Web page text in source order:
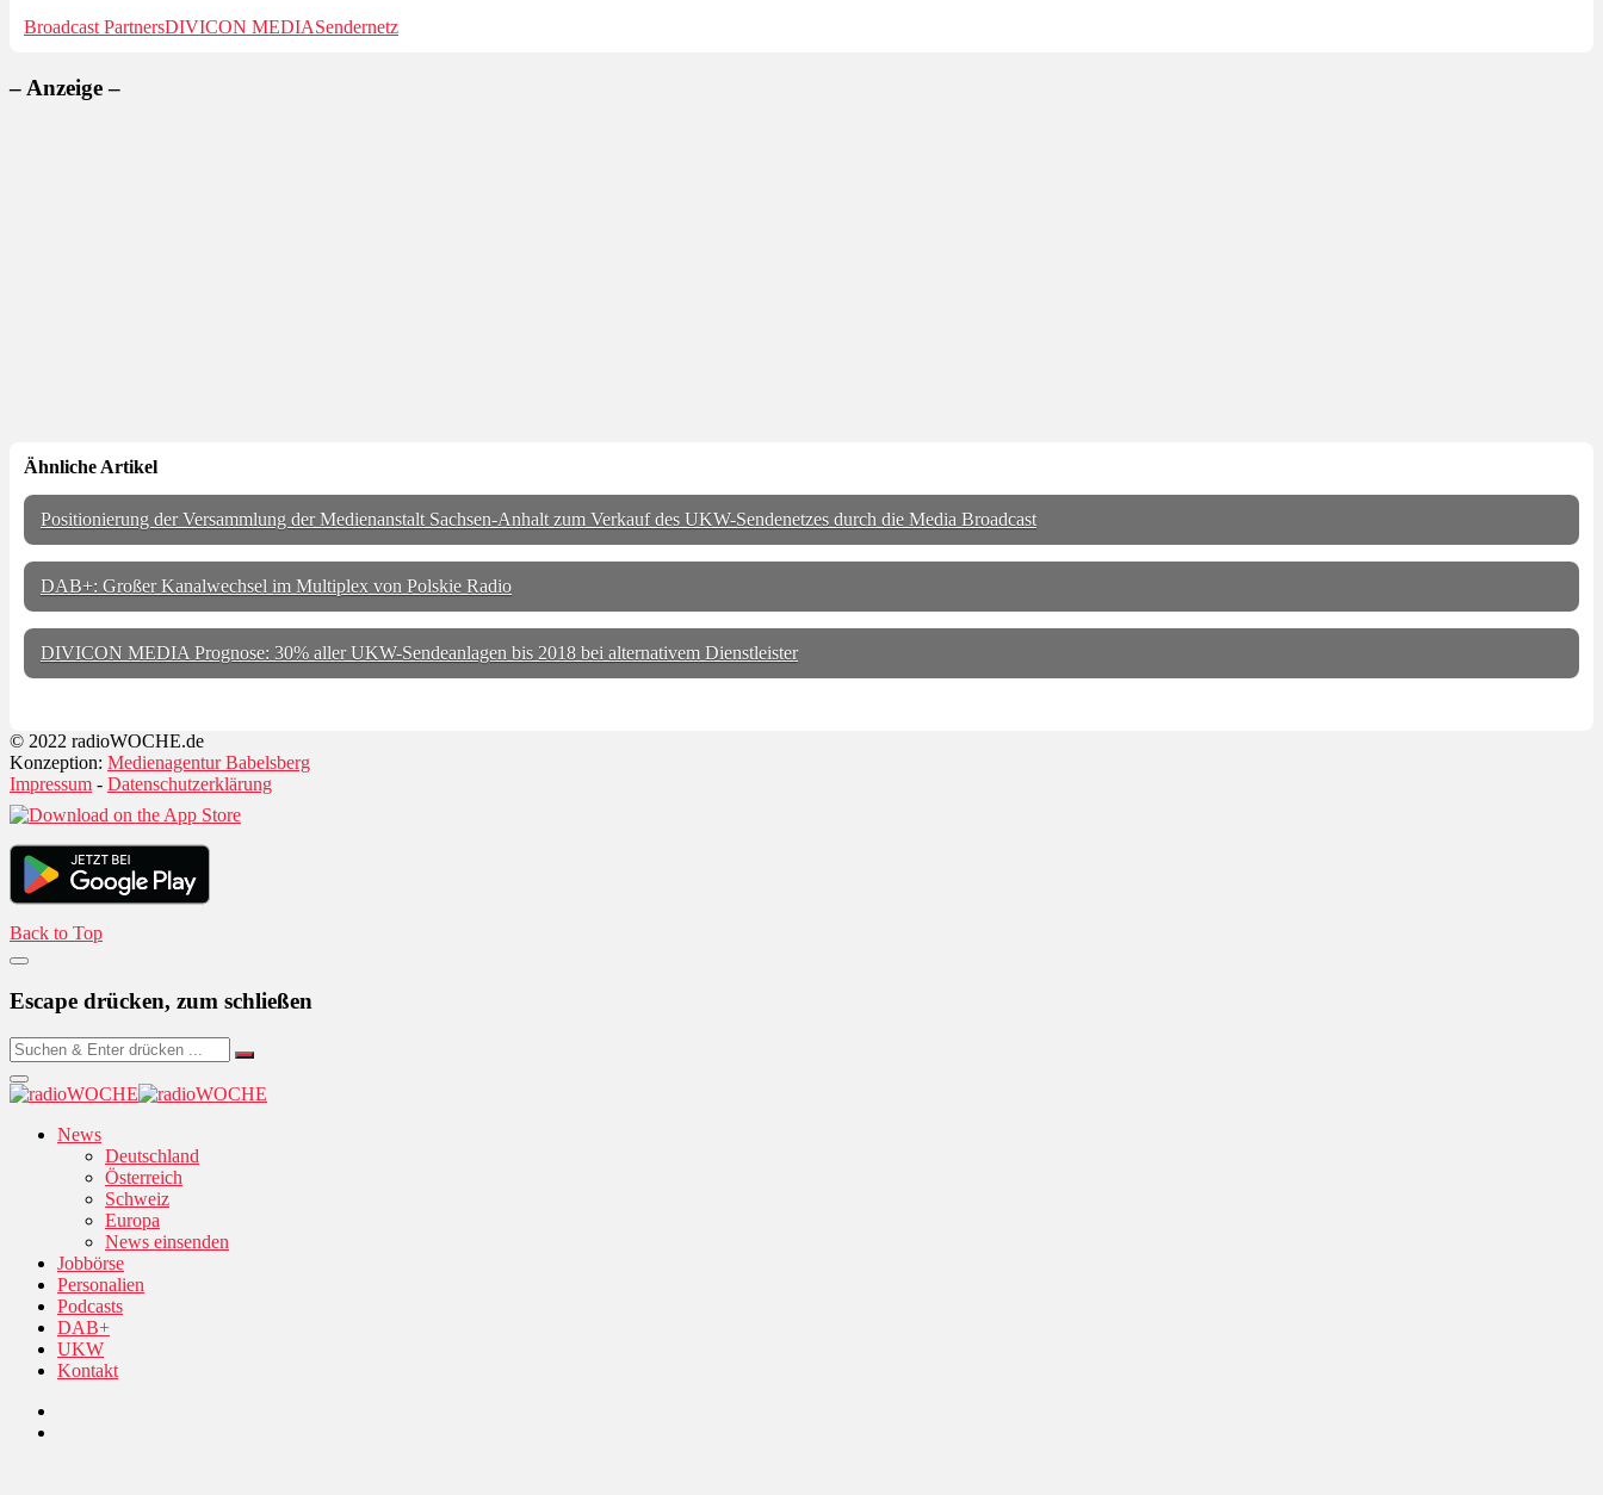
Broadcast PartnersDIVICON MEDIASendernetz
– Anzeige –
Ähnliche Artikel
Positionierung der Versammlung der Medienanstalt Sachsen-Anhalt zum Verkauf des UKW-Sendenetzes durch die Media Broadcast
DAB+: Großer Kanalwechsel im Multiplex von Polskie Radio
DIVICON MEDIA Prognose: 30% aller UKW-Sendeanlagen bis 2018 bei alternativem Dienstleister
© 2022 radioWOCHE.de
Konzeption: Medienagentur Babelsberg
Impressum - Datenschutzerklärung
Back to Top
Escape drücken, zum schließen
News
Deutschland
Österreich
Schweiz
Europa
News einsenden
Jobbörse
Personalien
Podcasts
DAB+
UKW
Kontakt